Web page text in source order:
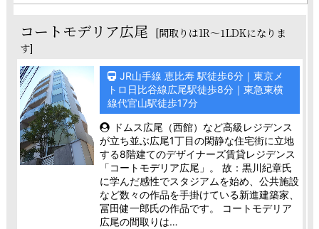
コートモデリア広尾 [間取りは1R～1LDKになりま
す]
JR山手線 恵比寿 駅徒歩6分｜東京メ
トロ日比谷線広尾駅徒歩8分｜東急東横
線代官山駅徒歩17分
ドムス広尾（西館）など高級レジデンス
が立ち並ぶ広尾1丁目の閑静な住宅街に立地
する8階建てのデザイナーズ賃貸レジデンス
「コートモデリア広尾」。 故：黒川紀章氏
に学んだ感性でスタジアムを始め、公共施設
など数々の作品を手掛けている新進建築家、
冨田健一郎氏の作品です。 コートモデリア
広尾の間取りは…